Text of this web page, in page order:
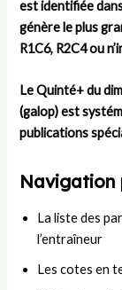
est identifiée
génère le plus
R1C6, R2C4ou
Le Quinté+ du
(galop) est
publications
Navigation
La liste des
l’entraîneur
Les cotes en